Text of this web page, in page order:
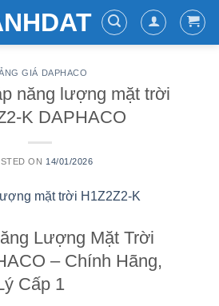
GIÁ DAPHACO
năng lượng mặt trời
K DAPHACO
ON 14/01/2026
Lượng Mặt Trời
– Chính Hãng,
Cấp 1